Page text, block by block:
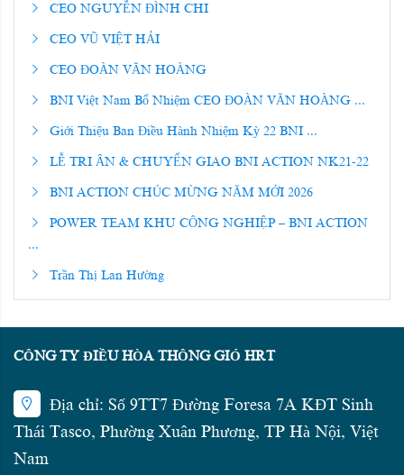
CEO NGUYỄN ĐÌNH CHI
CEO VŨ VIỆT HẢI
CEO ĐOÀN VĂN HOÀNG
BNI Việt Nam Bổ Nhiệm CEO ĐOÀN VĂN HOÀNG ...
Giới Thiệu Ban Điều Hành Nhiệm Kỳ 22 BNI ...
LỄ TRI ÂN & CHUYỂN GIAO BNI ACTION NK21-22
BNI ACTION CHÚC MỪNG NĂM MỚI 2026
POWER TEAM KHU CÔNG NGHIỆP – BNI ACTION
...
Trần Thị Lan Hường
CÔNG TY ĐIỀU HÒA THÔNG GIÓ HRT
Địa chỉ: Số 9TT7 Đường Foresa 7A KĐT Sinh
Thái Tasco, Phường Xuân Phương, TP Hà Nội, Việt
Nam